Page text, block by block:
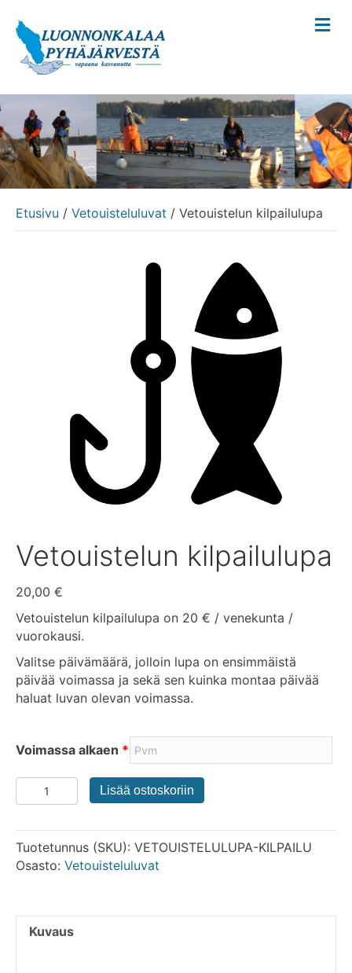
V
a
k
o
Etusivu / Vetouisteluluvat / Vetouistelun kilpailulupa
Vetouistelun kilpailulupa
20,00 €
Vetouistelun kilpailulupa on 20 € / venekunta /
vuorokausi.
Valitse päivämäärä, jolloin lupa on ensimmäistä
päivää voimassa ja sekä sen kuinka montaa päivää
haluat luvan olevan voimassa.
Voimassa alkaen *
Vetouistelun
kilpailulupa
Lisää ostoskoriin
Tuotetunnus (SKU): VETOUISTELULUPA-KILPAILU
Osasto: Vetouisteluluvat
Kuvaus